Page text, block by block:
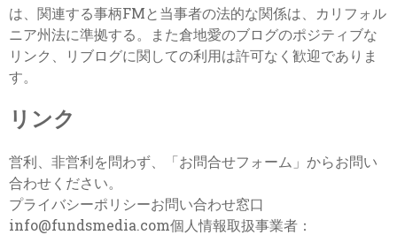
は、関連する事柄FMと当事者の法的な関係は、カリフォル
ニア州法に準拠する。また倉地愛のブログのポジティブな
リンク、リブログに関しての利用は許可なく歓迎でありま
す。
リンク
営利、非営利を問わず、「お問合せフォーム」からお問い
合わせください。
プライバシーポリシーお問い合わせ窓口
info@fundsmedia.com個人情報取扱事業者：